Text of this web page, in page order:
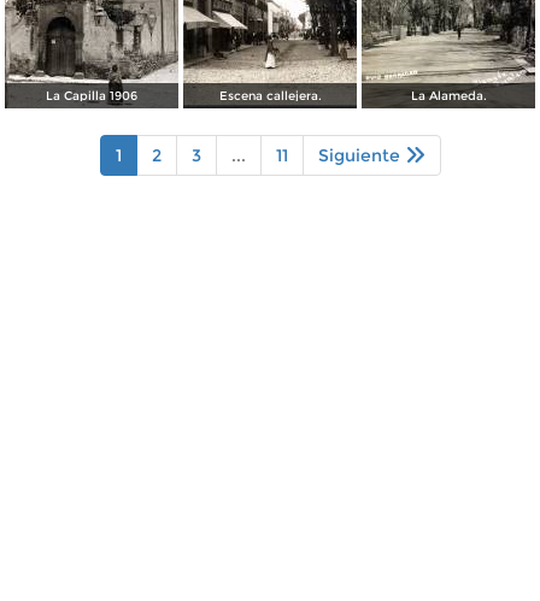
La Capilla 1906 Escena callejera. La Alameda.
1 2 3 ... 11 Siguiente